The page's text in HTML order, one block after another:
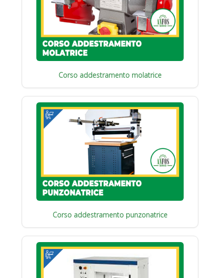
Corso addestramento molatrice
Corso addestramento punzonatrice